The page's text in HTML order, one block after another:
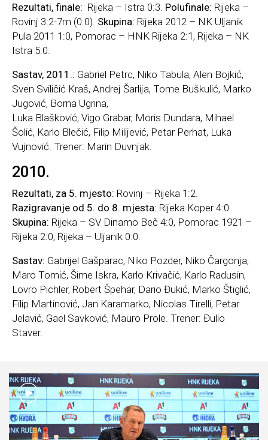
Rezultati, finale: Rijeka – Istra 0:3. Polufinale: Rijeka –
Rovinj 3:2-7m (0:0). Skupina: Rijeka 2012 – NK Uljanik
Pula 2011 1:0, Pomorac – HNK Rijeka 2:1, Rijeka – NK
Istra 5:0.
Sastav, 2011.: Gabriel Petrc, Niko Tabula, Alen Bojkić,
Sven Sviličić Kraš, Andrej Šarlija, Tome Buškulić, Marko
Jugović, Borna Ugrina,
Luka Blašković, Vigo Grabar, Moris Dundara, Mihael
Šolić, Karlo Blečić, Filip Milijević, Petar Perhat, Luka
Vujnović. Trener: Marin Duvnjak.
2010.
Rezultati, za 5. mjesto: Rovinj – Rijeka 1:2.
Razigravanje od 5. do 8. mjesta: Rijeka Koper 4:0.
Skupina: Rijeka – SV Dinamo Beč 4:0, Pomorac 1921 –
Rijeka 2:0, Rijeka – Uljanik 0:0.
Sastav: Gabrijel Gašparac, Niko Pozder, Niko Čargonja,
Maro Tomić, Šime Iskra, Karlo Krivačić, Karlo Radusin,
Lovro Pichler, Robert Špehar, Dario Đukić, Marko Štiglić,
Filip Martinović, Jan Karamarko, Nicolas Tirelli, Petar
Jelavić, Gael Savković, Mauro Prole. Trener: Đulio
Staver.